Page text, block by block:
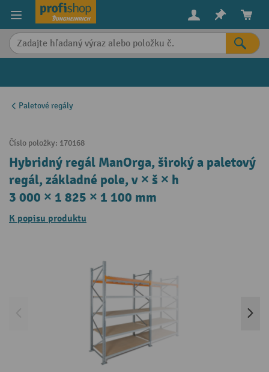
content
Paletové regály
Číslo položky: 170168
Hybridný regál ManOrga, široký a paletový
regál, základné pole, v × š × h
3 000 × 1 825 × 1 100 mm
K popisu produktu